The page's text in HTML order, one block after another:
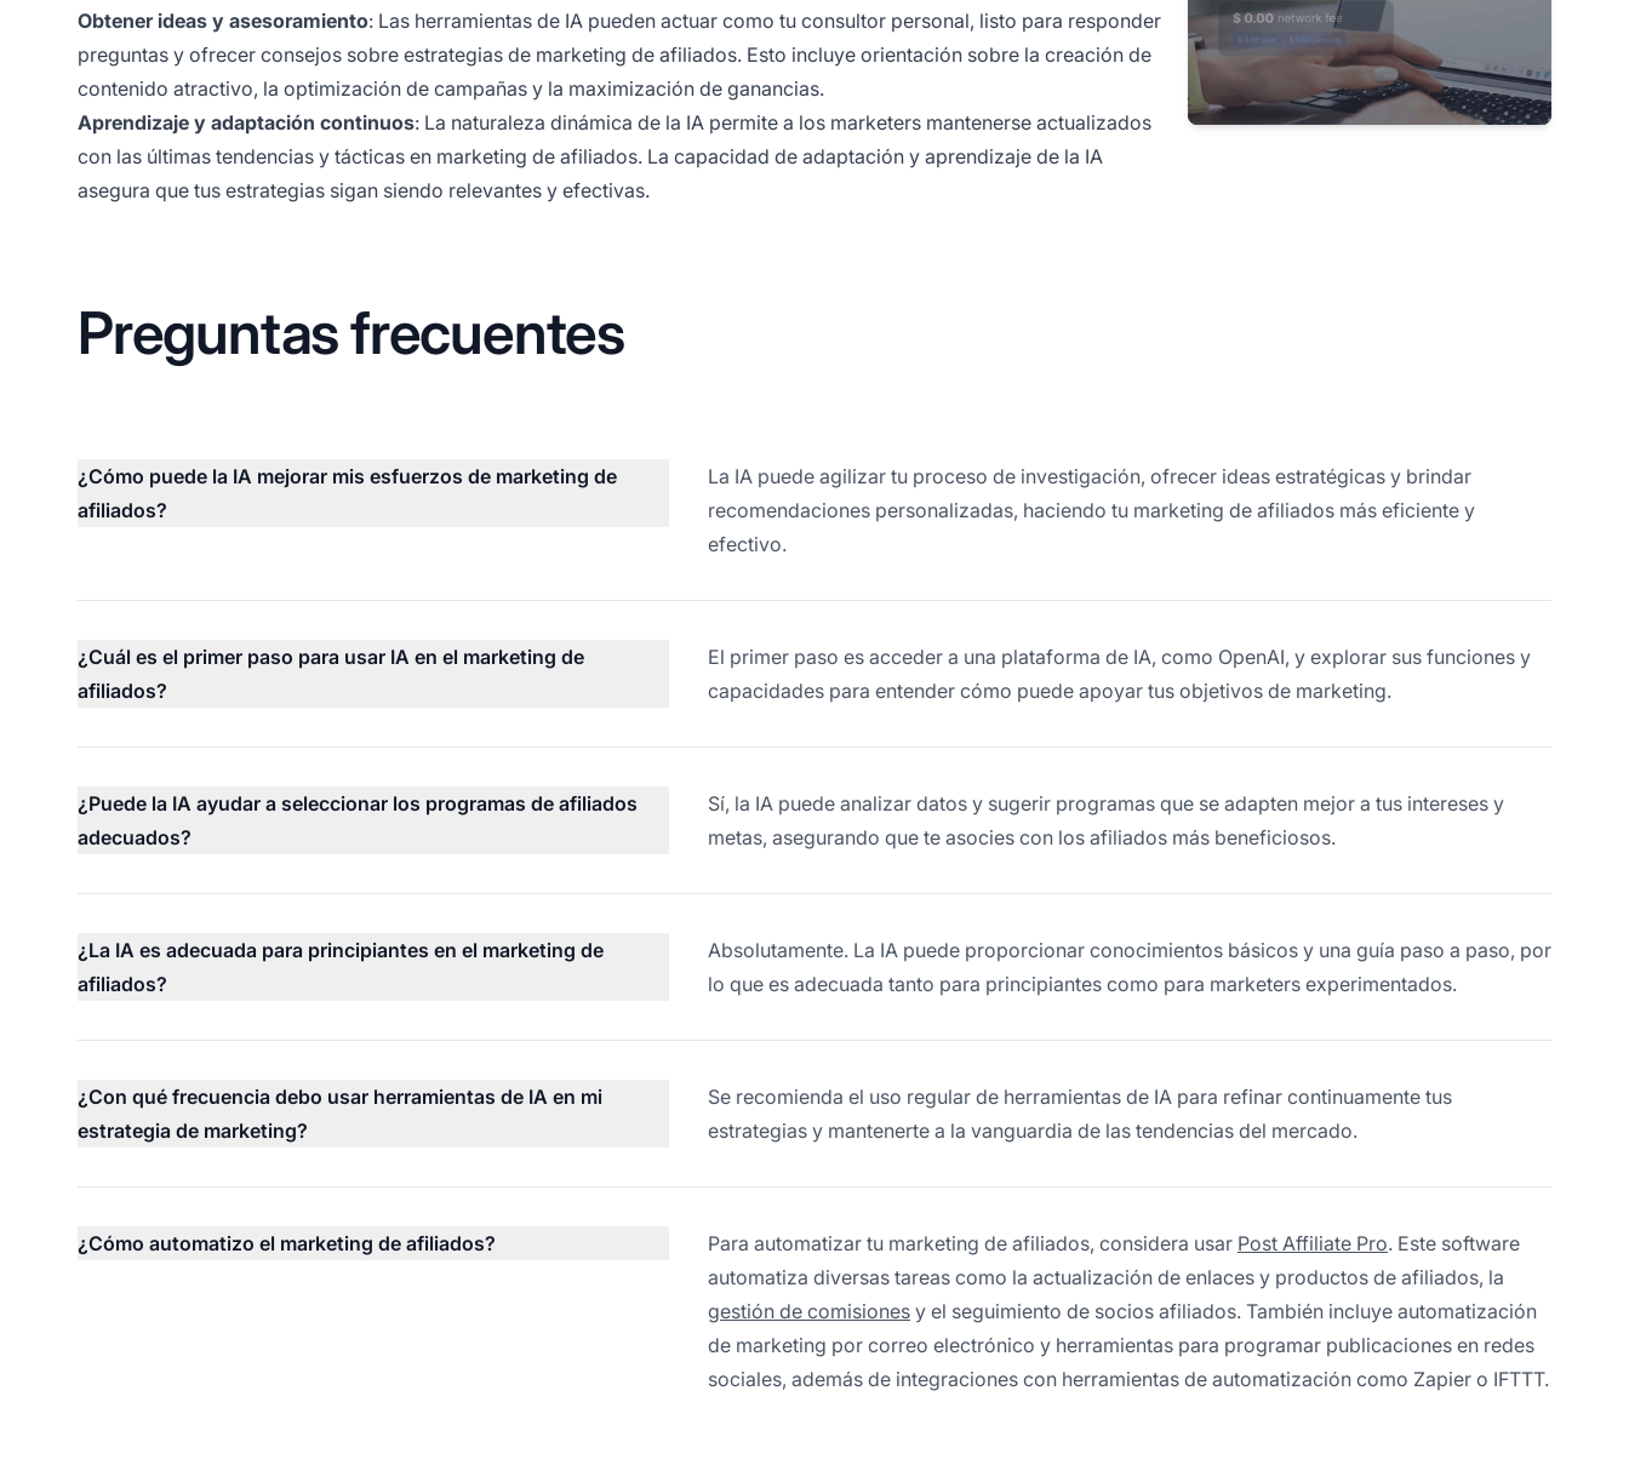
Obtener ideas y asesoramiento: Las herramientas de IA pueden actuar como tu consultor personal, listo para responder
preguntas y ofrecer consejos sobre estrategias de marketing de afiliados. Esto incluye orientación sobre la creación de
contenido atractivo, la optimización de campañas y la maximización de ganancias.
Aprendizaje y adaptación continuos: La naturaleza dinámica de la IA permite a los marketers mantenerse actualizados
con las últimas tendencias y tácticas en marketing de afiliados. La capacidad de adaptación y aprendizaje de la IA
asegura que tus estrategias sigan siendo relevantes y efectivas.
Preguntas frecuentes
¿Cómo puede la IA mejorar mis esfuerzos de marketing de
afiliados?
La IA puede agilizar tu proceso de investigación, ofrecer ideas estratégicas y brindar
recomendaciones personalizadas, haciendo tu marketing de afiliados más eficiente y
efectivo.
¿Cuál es el primer paso para usar IA en el marketing de
afiliados?
El primer paso es acceder a una plataforma de IA, como OpenAI, y explorar sus funciones y
capacidades para entender cómo puede apoyar tus objetivos de marketing.
¿Puede la IA ayudar a seleccionar los programas de afiliados
adecuados?
Sí, la IA puede analizar datos y sugerir programas que se adapten mejor a tus intereses y
metas, asegurando que te asocies con los afiliados más beneficiosos.
¿La IA es adecuada para principiantes en el marketing de
afiliados?
Absolutamente. La IA puede proporcionar conocimientos básicos y una guía paso a paso, por
lo que es adecuada tanto para principiantes como para marketers experimentados.
¿Con qué frecuencia debo usar herramientas de IA en mi
estrategia de marketing?
Se recomienda el uso regular de herramientas de IA para refinar continuamente tus
estrategias y mantenerte a la vanguardia de las tendencias del mercado.
¿Cómo automatizo el marketing de afiliados? Para automatizar tu marketing de afiliados, considera usar Post Affiliate Pro. Este software
automatiza diversas tareas como la actualización de enlaces y productos de afiliados, la
gestión de comisiones y el seguimiento de socios afiliados. También incluye automatización
de marketing por correo electrónico y herramientas para programar publicaciones en redes
sociales, además de integraciones con herramientas de automatización como Zapier o IFTTT.